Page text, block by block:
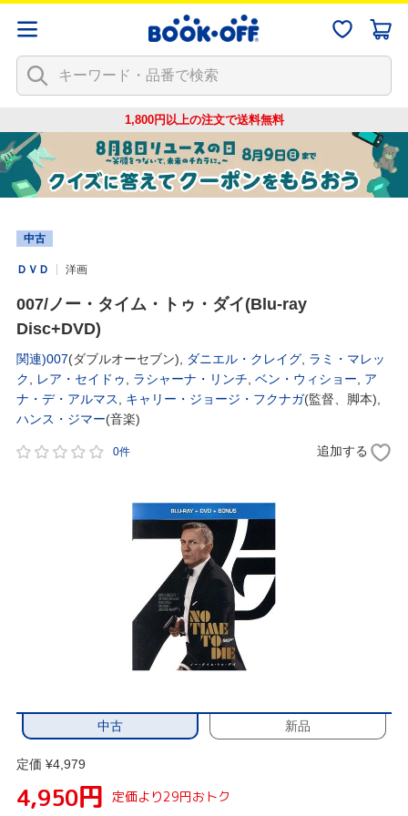
1,800円以上の注文で送料無料
中古
ＤＶＤ 洋画
007/ノー・タイム・トゥ・ダイ(Blu-ray
Disc+DVD)
関連)007(ダブルオーセブン), ダニエル・クレイグ ラミ・マレッ
ク
レア・セイドゥ ラシャーナ・リンチ ベン・ウィショー
ア
ナ・デ・アルマス
キャリー・ジョージ・フクナガ(監督、脚本),
ハンス・ジマー(音楽)
0件 追加する
中古 新品
定価 ¥4,979
4,950円 定価より29円おトク